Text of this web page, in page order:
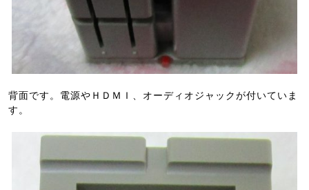
背面です。電源やＨＤＭＩ、オーディオジャックが付いていま
す。